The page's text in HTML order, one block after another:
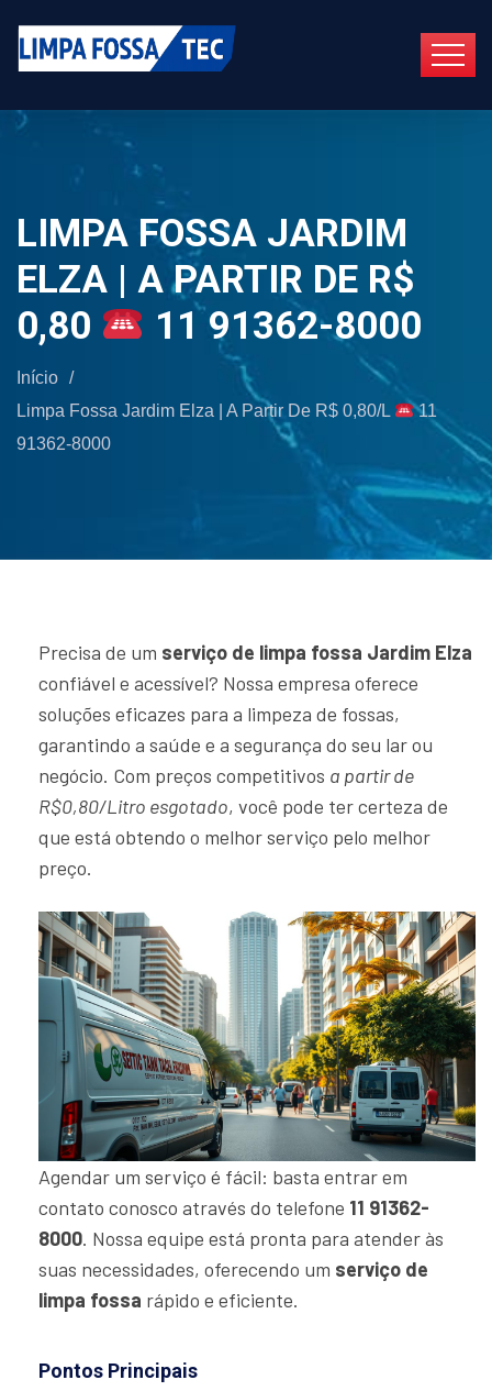
LIMPA FOSSA JARDIM
ELZA | A PARTIR DE R$
0,80
11 91362-8000
Início /
Limpa Fossa Jardim Elza | A Partir De R$ 0,80/L
11
91362-8000
Precisa de um serviço de limpa fossa Jardim Elza
confiável e acessível? Nossa empresa oferece
soluções eficazes para a limpeza de fossas,
garantindo a saúde e a segurança do seu lar ou
negócio. Com preços competitivos a partir de
R$0,80/Litro esgotado, você pode ter certeza de
que está obtendo o melhor serviço pelo melhor
preço.
Agendar um serviço é fácil: basta entrar em
contato conosco através do telefone 11 91362-
8000. Nossa equipe está pronta para atender às
suas necessidades, oferecendo um serviço de
limpa fossa rápido e eficiente.
Pontos Principais